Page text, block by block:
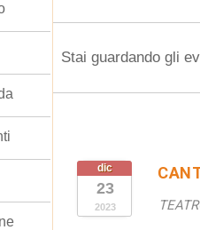
Stai guardando gli
dic
23
2023